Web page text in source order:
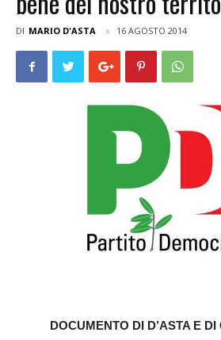
DI MARIO D'ASTA 16 AGOSTO 2014
DOCUMENTO DI D’ASTA E